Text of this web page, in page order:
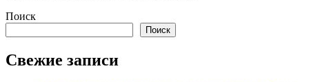
Поиск
Поиск
Свежие записи